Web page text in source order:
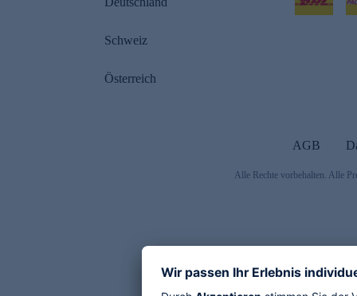
Schweiz
Österreich
AGB
Alle Rechte vorbehalten. Alle